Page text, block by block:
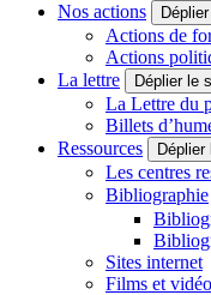
Nos actions
Actions de
Actions
La lettre
Déplier le
La Lettre du
Billets
Ressources
Les centres
Bibliographie
Sites internet
Films et